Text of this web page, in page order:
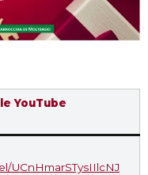
YouTube
UCnHmarSTysIIlcNJ